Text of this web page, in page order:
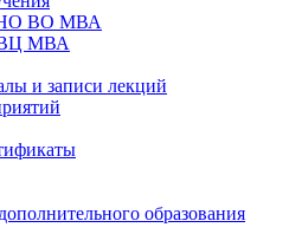
ВО МВА
МВА
и записи лекций
образования